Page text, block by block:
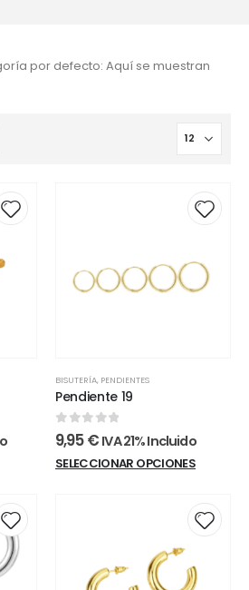
por defecto: Aquí se muestran
BISUTERÍA, PENDIENTES
Pendiente 19
0 out of 5
9,95€ IVA 21% Incluido
SELECCIONAR OPCIONESEste
tiene
múltiples